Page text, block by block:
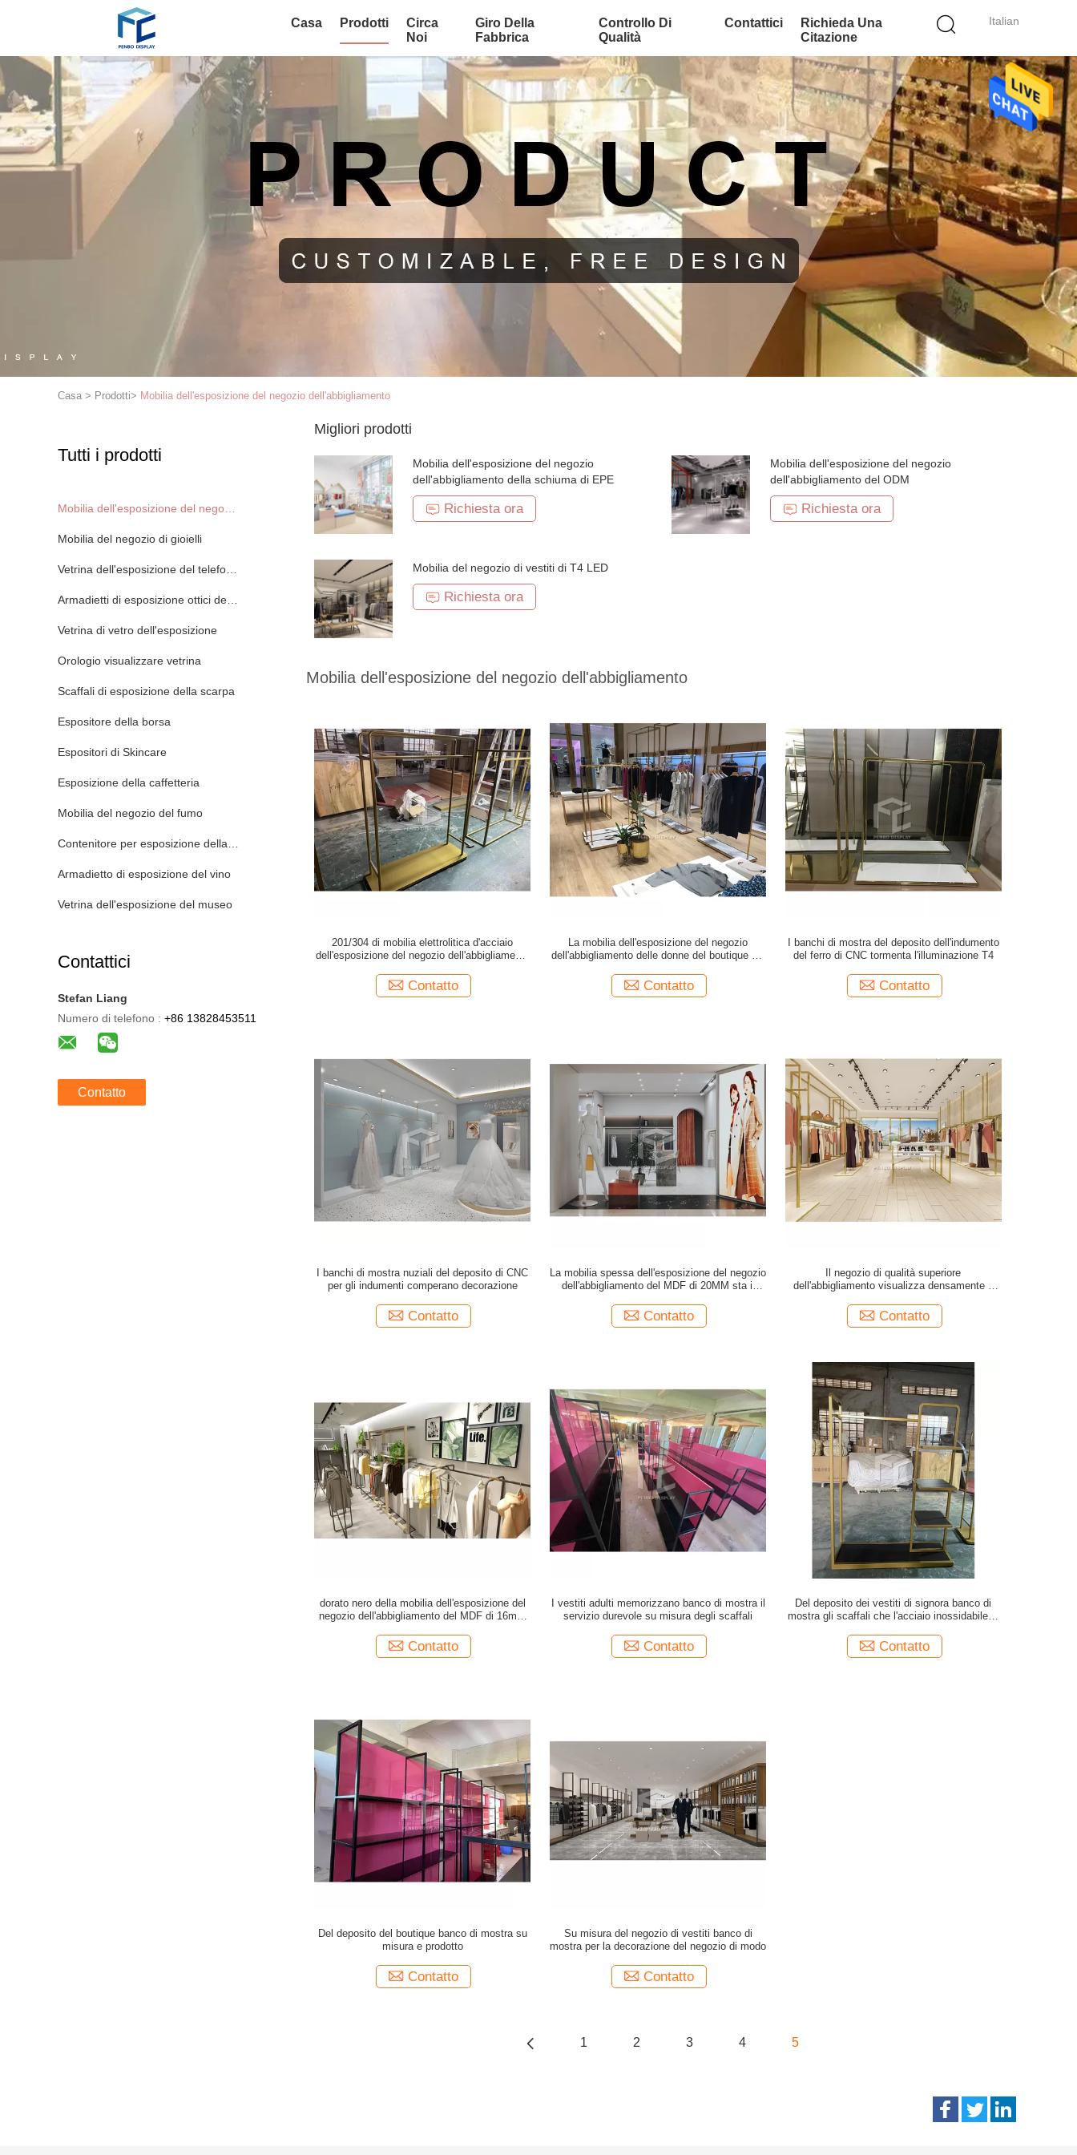
Italian
Casa Prodotti
Circa
Noi
Giro Della
Fabbrica
Controllo Di
Qualità
Contattici
Richieda Una
Citazione
Casa > Prodotti> Mobilia dell'esposizione del negozio dell'abbigliamento
Tutti i prodotti
Mobilia dell'esposizione del negozio dell'abbigliamento
Mobilia del negozio di gioielli
Vetrina dell'esposizione del telefono cellulare
Armadietti di esposizione ottici del negozio
Vetrina di vetro dell'esposizione
Orologio visualizzare vetrina
Scaffali di esposizione della scarpa
Espositore della borsa
Espositori di Skincare
Esposizione della caffetteria
Mobilia del negozio del fumo
Contenitore per esposizione della parrucca
Armadietto di esposizione del vino
Vetrina dell'esposizione del museo
Contattici
Stefan Liang
Numero di telefono : +86 13828453511
Contatto
Migliori prodotti
Mobilia dell'esposizione del negozio
dell'abbigliamento della schiuma di EPE
Richiesta ora
Mobilia dell'esposizione del negozio
dell'abbigliamento del ODM
Richiesta ora
Mobilia del negozio di vestiti di T4 LED
Richiesta ora
Mobilia dell'esposizione del negozio dell'abbigliamento
201/304 di mobilia elettrolitica d'acciaio
dell'esposizione del negozio dell'abbigliamento
Contatto
La mobilia dell'esposizione del negozio
dell'abbigliamento delle donne del boutique del
Contatto
I banchi di mostra del deposito dell'indumento
del ferro di CNC tormenta l'illuminazione T4
Contatto
I banchi di mostra nuziali del deposito di CNC
per gli indumenti comperano decorazione
Contatto
La mobilia spessa dell'esposizione del negozio
dell'abbigliamento del MDF di 20MM sta il
dell'indumento
Contatto
Il negozio di qualità superiore
dell'abbigliamento visualizza densamente il
Contatto
dorato nero della mobilia dell'esposizione del
negozio dell'abbigliamento del MDF di 16mm
Contatto
I vestiti adulti memorizzano banco di mostra il
servizio durevole su misura degli scaffali
Contatto
Del deposito dei vestiti di signora banco di
mostra gli scaffali che l'acciaio inossidabile di
Contatto
Del deposito del boutique banco di mostra su
misura e prodotto
Contatto
Su misura del negozio di vestiti banco di
mostra per la decorazione del negozio di modo
Contatto
1 2 3 4 5